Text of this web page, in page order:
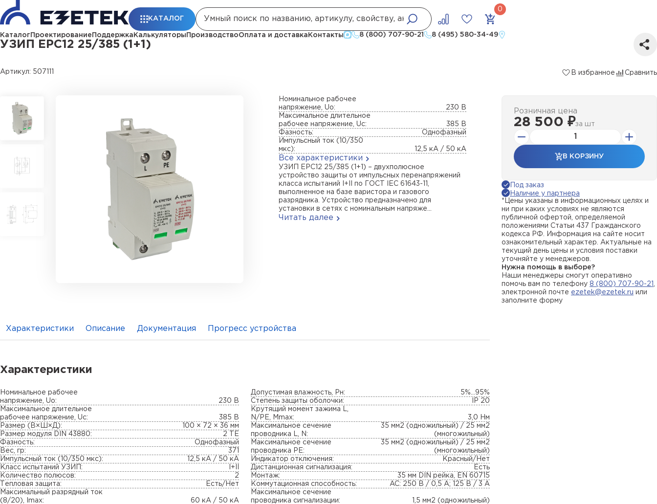
КАТАЛОГ
Каталог Проектирование Поддержка Калькуляторы ПроизводствоОплата и доставка Контакты 8 (800) 707-90-21 8 (495) 580-34-49
ГлавнаяКаталог УЗИПУЗИП ЕРС12 25/385 (1+1)
УЗИП ЕРС12 25/385 (1+1)
Артикул: 507111 В избранное Сравнить
Номинальное рабочее
напряжение, Uo:
230 В
Максимальное длительное
рабочее напряжение, Uc:
385 В
Фазность:
Однофазный
Импульсный ток (10/350
мкс):
12,5 кА / 50 кА
Все характеристики
УЗИП ЕРС12 25/385 (1+1) – двухполюсное
устройство защиты от импульсных перенапряжений
класса испытаний I+II по ГОСТ IEC 61643-11,
выполненное на базе варистора и газового
разрядника. Устройство предназначено для
установки в сетях с номинальным напряже...
Читать далее
Розничная цена
28 500 ₽за шт
В КОРЗИНУ
Под заказ
Наличие у партнера
*Цены указаны в информационных целях и
ни при каких условиях не являются
публичной офертой, определяемой
положениями Статьи 437 Гражданского
кодекса РФ. Информация на сайте носит
ознакомительный характер. Актуальные на
текущий день цены и условия поставки
уточняйте у менеджеров.
Нужна помощь в выборе?
Наши менеджеры смогут оперативно
помочь вам по телефону 8 (800) 707-90-21
электронной почте ezetek@ezetek.ru или
заполните форму
Характеристики Описание Документация Прогресс устройства
Характеристики
Номинальное рабочее
напряжение, Uo:
230 В
Максимальное длительное
рабочее напряжение, Uc:
385 В
Размер (В×Ш×Д):
100 × 72 × 36 мм
Размер модуля DIN 43880:
2 TE
Фазность:
Однофазный
Вес, гр:
371
Импульсный ток (10/350 мкс):
12,5 кА / 50 кА
Класс испытаний УЗИП:
I+II
Количество полюсов:
2
Тепловая защита:
Есть/Нет
Максимальный разрядный ток
(8/20), Imax:
60 кА / 50 кА
Допустимая влажность, Pн:
5%...95%
Степень защиты оболочки:
IP 20
Крутящий момент зажима L,
N/PE, Mmax:
3,0 Нм
Максимальное сечение
проводника L, N:
35 мм2 (одножильный) / 25 мм2
(многожильный)
Максимальное сечение
проводника PE:
35 мм2 (одножильный) / 25 мм2
(многожильный)
Индикатор отключения:
Красный/Нет
Дистанционная сигнализация:
Есть
Монтаж:
35 мм DIN рейка, EN 60715
Коммутационная способность:
AC: 250 В / 0,5 А; 125 В / 3 А
Максимальное сечение
проводника сигнализации:
1,5 мм2 (одножильный)